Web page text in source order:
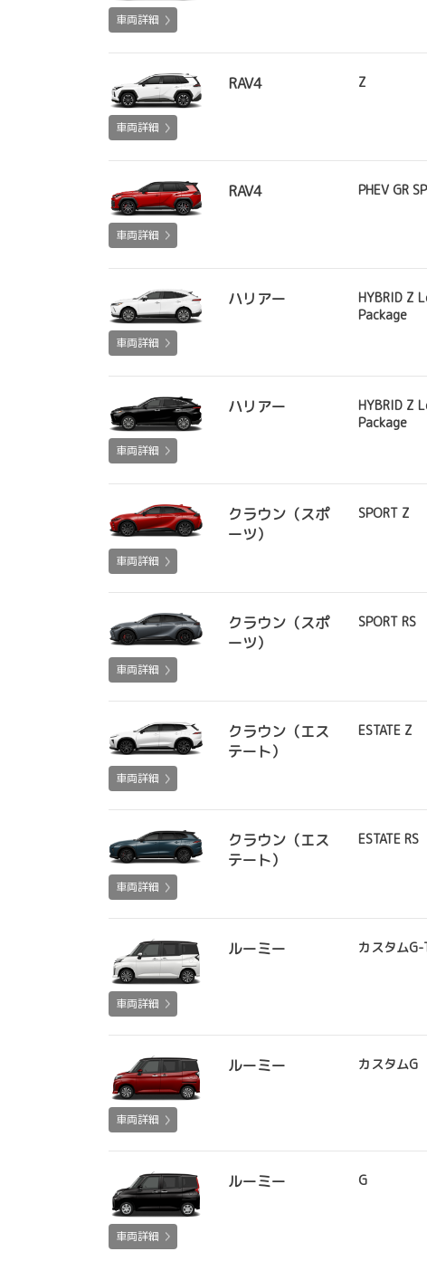
車両詳細
RAV4
車両詳細
Z
RAV4
車両詳細
PHEV GR
ハリアー
車両詳細
HYBRID Z
Package
ハリアー
車両詳細
HYBRID Z
Package
クラウン（スポ
ーツ）
車両詳細
SPORT Z
クラウン（スポ
ーツ）
車両詳細
SPORT RS
クラウン（エス
テート）
車両詳細
ESTATE Z
クラウン（エス
テート）
車両詳細
ESTATE RS
ルーミー
車両詳細
カスタムG-
ルーミー
車両詳細
カスタムG
ルーミー
車両詳細
G